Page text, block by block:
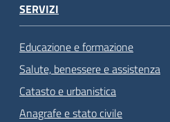
SERVIZI
Educazione e formazione
Salute, benessere e assistenza
Catasto e urbanistica
Anagrafe e stato civile